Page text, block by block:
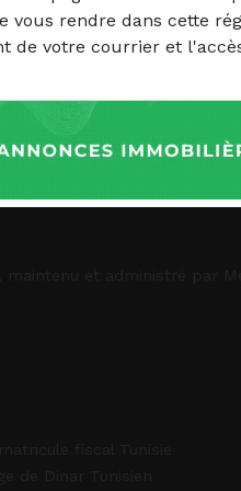
vous rendre dans cette
de votre courrier et
et administré par
fiscal Tunisie
de Dinar Tunisien